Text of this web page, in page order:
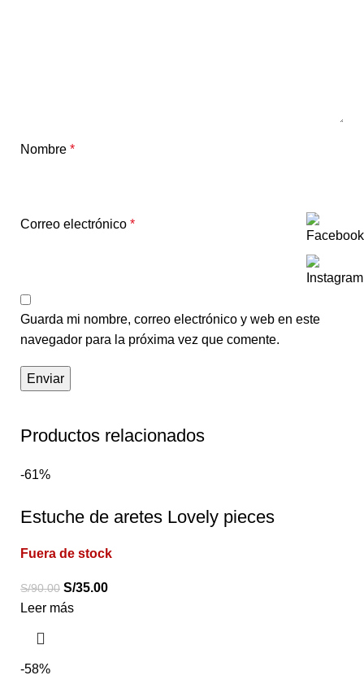
Nombre *
Correo electrónico *
Guarda mi nombre, correo electrónico y web en este
navegador para la próxima vez que comente.
Productos relacionados
-61%
Estuche de aretes Lovely pieces
Fuera de stock
S/90.00 S/35.00
Leer más
-58%